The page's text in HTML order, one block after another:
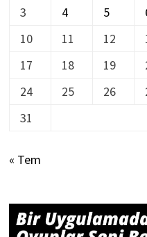
3
4 5
10
11 12
17
18 19
24
25 26
31
« Tem